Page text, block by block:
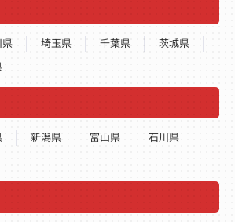
県 埼玉県 千葉県
茨城県
新潟県 富山県
石川県